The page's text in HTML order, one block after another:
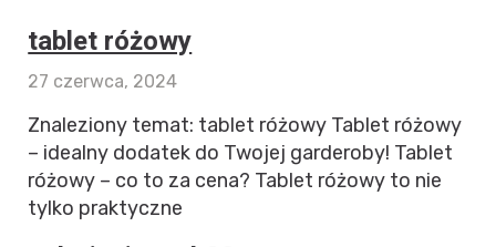
tablet różowy
27 czerwca, 2024
Znaleziony temat: tablet różowy Tablet różowy
– idealny dodatek do Twojej garderoby! Tablet
różowy – co to za cena? Tablet różowy to nie
tylko praktyczne